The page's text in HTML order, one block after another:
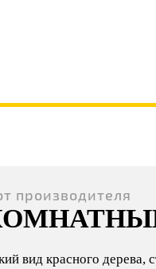
производителя
вид красного дерева,